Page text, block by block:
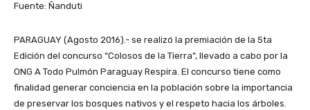
Fuente: Ñanduti
PARAGUAY (Agosto 2016).- se realizó la premiación de la 5ta
Edición del concurso “Colosos de la Tierra”, llevado a cabo por la
ONG A Todo Pulmón Paraguay Respira. El concurso tiene como
finalidad generar conciencia en la población sobre la importancia
de preservar los bosques nativos y el respeto hacia los árboles.